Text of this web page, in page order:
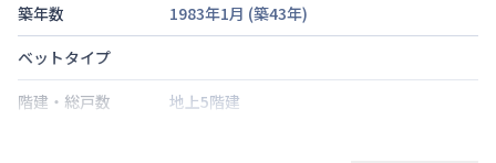
築年数
1983年1月 (築43年)
ベットタイプ
階建・総戸数
地上5階建